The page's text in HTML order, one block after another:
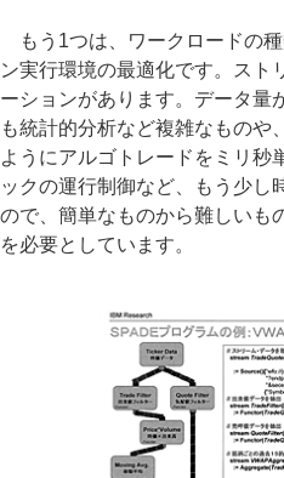
もう1つは、ワークロードの
ン実行環境の最適化です。スト
ーションがあります。データ量
も統計的分析など複雑なものや
ようにアルゴトレードをミリ秒
ックの運行制御など、もう少し
ので、簡単なものから難しいも
を必要としています。